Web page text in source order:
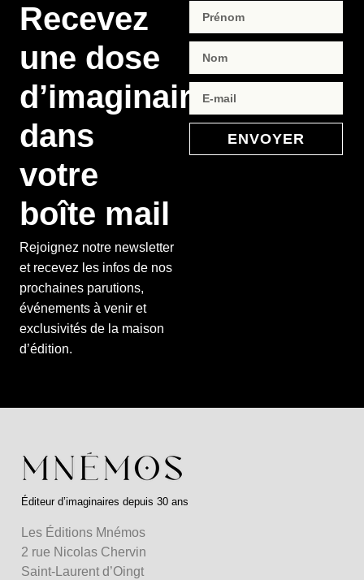
Recevez
une dose
d’imaginaire
dans
votre
boîte mail
Rejoignez notre newsletter
et recevez les infos de nos
prochaines parutions,
événements à venir et
exclusivités de la maison
d’édition.
ENVOYER
Éditeur d’imaginaires depuis 30 ans
Les Éditions Mnémos
2 rue Nicolas Chervin
Saint-Laurent d’Oingt